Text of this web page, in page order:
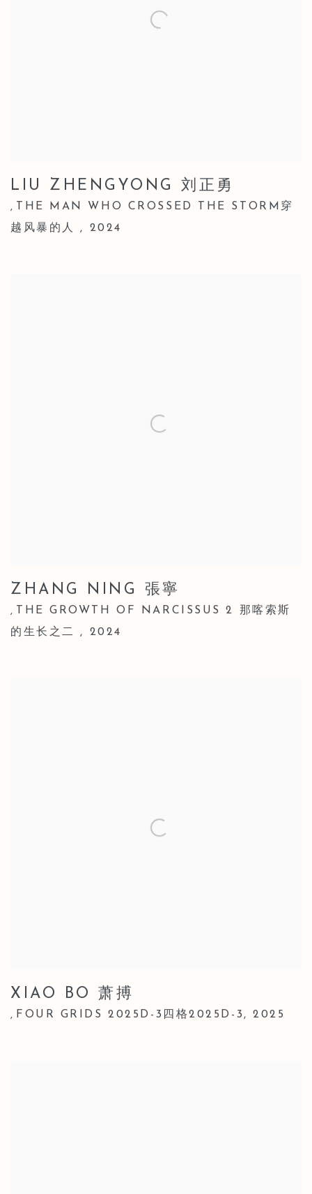
LIU ZHENGYONG 刘正勇
, THE MAN WHO CROSSED THE STORM穿
越风暴的人, 2024
ZHANG NING 張寧
, THE GROWTH OF NARCISSUS 2 那喀索斯
的生长之二, 2024
XIAO BO 萧搏
, FOUR GRIDS 2025D-3四格2025D-3,2025